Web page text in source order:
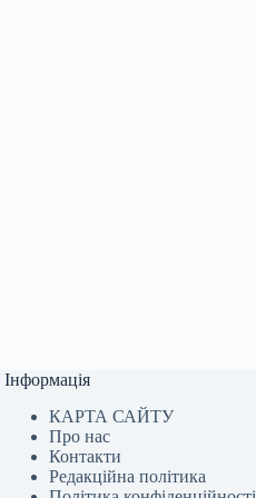
Інформація
КАРТА САЙТУ
Про нас
Контакти
Редакційна політика